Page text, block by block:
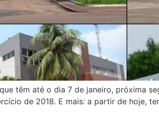
têm até o dia 7 de janeiro, próxima
de 2018. E mais: a partir de hoje,